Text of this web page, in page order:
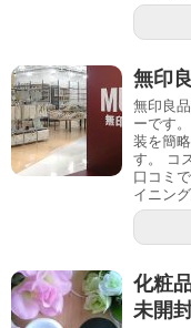
無印
無印良
ーです
装を簡
す。 コ
口コミ
イニン
化粧
未開